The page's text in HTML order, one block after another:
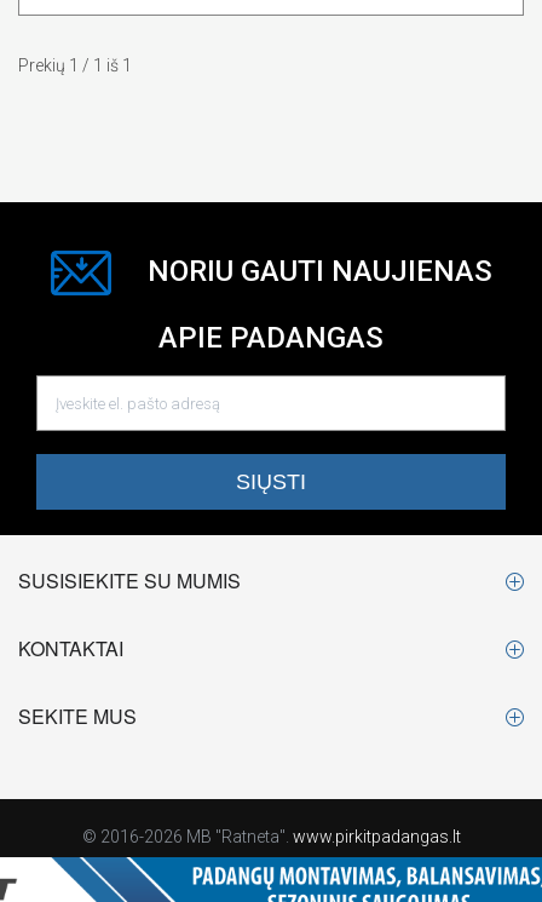
Prekių 1 / 1 iš 1
NORIU GAUTI NAUJIENAS
APIE PADANGAS
SUSISIEKITE SU MUMIS
KONTAKTAI
SEKITE MUS
© 2016-2026 MB "Ratneta". www.pirkitpadangas.lt